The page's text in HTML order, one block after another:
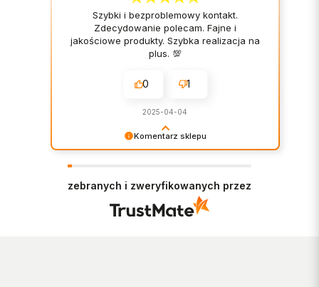
Komentarz sklepu
klientów takich jak Ty i jesteśmy zadowoleni, że
nam się udało. Mamy nadzieję, że do nas wrócisz
:) Pozdrawiamy
Szybki i bezproblemowy kontakt.
Zdecydowanie polecam. Fajne i
jakościowe produkty. Szybka realizacja na
plus. 💯
0 1
2025-04-04
zebranych i zweryfikowanych przez